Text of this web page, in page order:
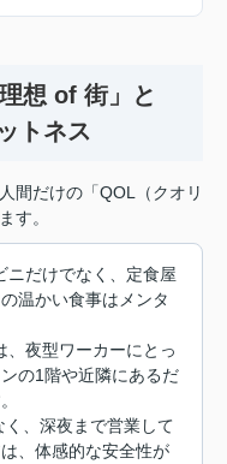
想 of 街」と
トネス
間だけの「QOL（クオリ
す。
ニだけでなく、定食屋
温かい食事はメンタ
、夜型ワーカーにとっ
の1階や近隣にあるだ
く、深夜まで営業して
、体感的な安全性が